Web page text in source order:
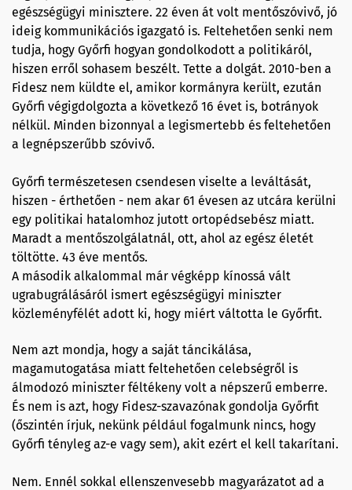
egészségügyi minisztere. 22 éven át volt mentőszóvivő, jó
ideig kommunikációs igazgató is. Feltehetően senki nem
tudja, hogy Győrfi hogyan gondolkodott a politikáról,
hiszen erről sohasem beszélt. Tette a dolgát. 2010-ben a
Fidesz nem küldte el, amikor kormányra került, ezután
Győrfi végigdolgozta a következő 16 évet is, botrányok
nélkül. Minden bizonnyal a legismertebb és feltehetően
a legnépszerűbb szóvivő.
Győrfi természetesen csendesen viselte a leváltását,
hiszen - érthetően - nem akar 61 évesen az utcára kerülni
egy politikai hatalomhoz jutott ortopédsebész miatt.
Maradt a mentőszolgálatnál, ott, ahol az egész életét
töltötte. 43 éve mentős.
A második alkalommal már végképp kínossá vált
ugrabugrálásáról ismert egészségügyi miniszter
közleményfélét adott ki, hogy miért váltotta le Győrfit.
Nem azt mondja, hogy a saját táncikálása,
magamutogatása miatt feltehetően celebségről is
álmodozó miniszter féltékeny volt a népszerű emberre.
És nem is azt, hogy Fidesz-szavazónak gondolja Győrfit
(őszintén írjuk, nekünk például fogalmunk nincs, hogy
Győrfi tényleg az-e vagy sem), akit ezért el kell takarítani.
Nem. Ennél sokkal ellenszenvesebb magyarázatot ad a